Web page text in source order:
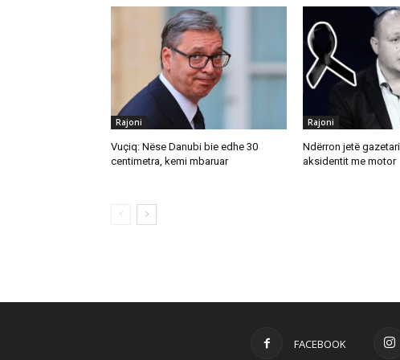
Rajoni
Vuçiq: Nëse Danubi bie edhe 30
centimetra, kemi mbaruar
Rajoni
Ndërron jetë
aksidentit me motor
FACEBOOK